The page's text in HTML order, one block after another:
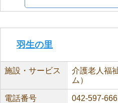
羽生の里
施設・サービス
介護老人福
ム）
電話番号 042-597-